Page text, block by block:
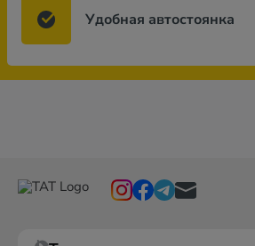
Удобная автостоянка